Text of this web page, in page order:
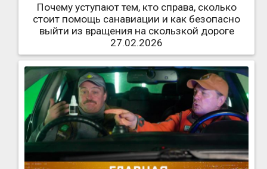
Почему уступают тем, кто справа, сколько
стоит помощь санавиации и как безопасно
выйти из вращения на скользкой дороге
27.02.2026